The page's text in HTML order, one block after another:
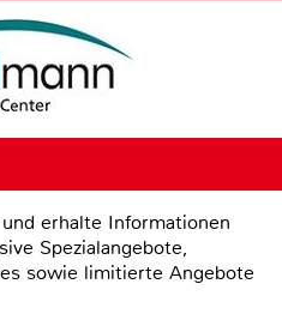
erhalte Informationen
Spezialangebote,
sowie limitierte Angebote